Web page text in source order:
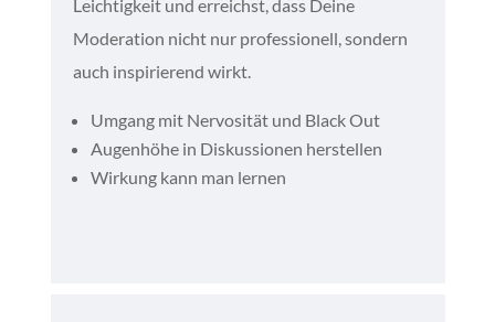
Leichtigkeit und erreichst, dass Deine
Moderation nicht nur professionell, sondern
auch inspirierend wirkt.
Umgang mit Nervosität und Black Out
Augenhöhe in Diskussionen herstellen
Wirkung kann man lernen